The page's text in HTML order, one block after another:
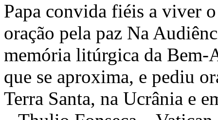
Papa convida fiéis a viver
oração pela paz Na
memória litúrgica da Bem-
que se aproxima, e pediu
Terra Santa, na Ucrânia e